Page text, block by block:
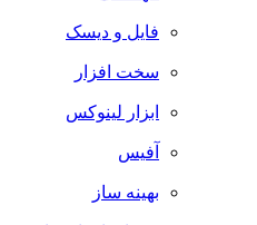
فایل و دیسک
سخت افزار
ابزار لینوکس
آفیس
بهینه ساز